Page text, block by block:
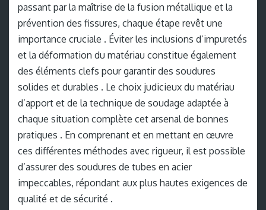
passant par la maîtrise de la fusion métallique et la
prévention des fissures, chaque étape revêt une
importance cruciale . Éviter les inclusions d’impuretés
et la déformation du matériau constitue également
des éléments clefs pour garantir des soudures
solides et durables . Le choix judicieux du matériau
d’apport et de la technique de soudage adaptée à
chaque situation complète cet arsenal de bonnes
pratiques . En comprenant et en mettant en œuvre
ces différentes méthodes avec rigueur, il est possible
d’assurer des soudures de tubes en acier
impeccables, répondant aux plus hautes exigences de
qualité et de sécurité .